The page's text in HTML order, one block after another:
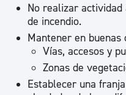
No realizar actividad
de incendio.
Mantener en buenas
Vías, accesos y
Zonas de
Establecer una